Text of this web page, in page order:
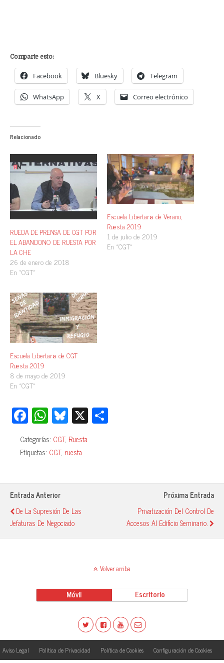
Comparte esto:
Facebook Bluesky Telegram
WhatsApp X Correo electrónico
Relacionado
RUEDA DE PRENSA DE CGT POR
EL ABANDONO DE RUESTA POR
LA CHE
26 de enero de 2018
En «CGT»
Escuela Libertaria de Verano,
Ruesta 2019
1 de julio de 2019
En «CGT»
Escuela Libertaria de CGT
Ruesta 2019
8 de mayo de 2019
En «CGT»
Fa
ce
bo
ok
W
ha
ts
A
pp
Bl
ue
sk
y
X
rti
Categorías: CGT, Ruesta
Etiquetas: CGT, ruesta
Entrada Anterior
De La Supresión De Las
Jefaturas De Negociado
Próxima Entrada
Privatización Del Control De
Accesos Al Edificio Seminario.
Volver arriba
Móvil Escritorio
Aviso Legal Política de Privacidad Política de Cookies Configuración de Cookies